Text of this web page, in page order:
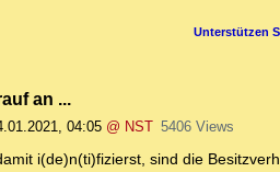
Unterstützen
an ...
04:05 @ NST 5406 Views
i(de)n(ti)fizierst, sind die